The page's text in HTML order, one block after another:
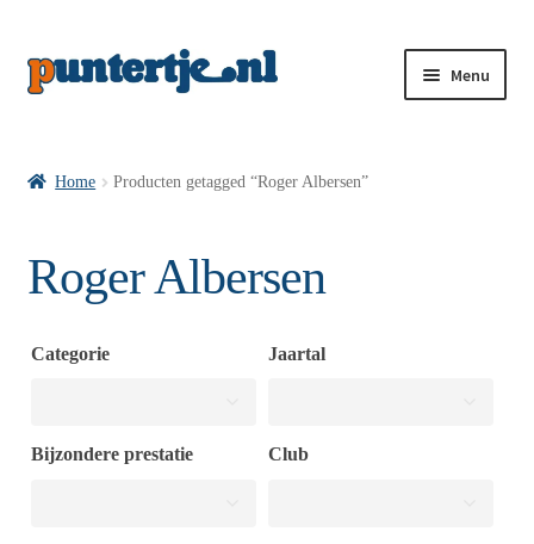
Menu
Home Producten getagged “Roger Albersen”
Roger Albersen
Categorie Jaartal
Bijzondere prestatie Club